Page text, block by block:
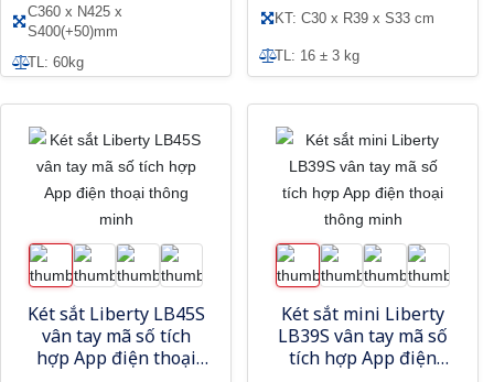
C360 x N425 x
S400(+50)mm
TL: 60kg
KT: C30 x R39 x S33 cm
TL: 16 ± 3 kg
Két sắt Liberty LB45S
vân tay mã số tích
hợp App điện thoại
Két sắt mini Liberty
LB39S vân tay mã số
tích hợp App điện